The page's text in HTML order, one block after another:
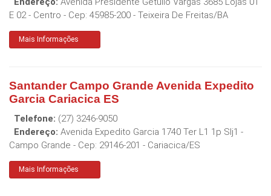
E 02 - Centro - Cep: 45985-200 - Teixeira De Freitas/BA
Mais Informações
Santander Campo Grande Avenida Expedito
Garcia Cariacica ES
Telefone: (27) 3246-9050
Endereço: Avenida Expedito Garcia 1740 Ter L1 1p Slj1 -
Campo Grande - Cep: 29146-201 - Cariacica/ES
Mais Informações